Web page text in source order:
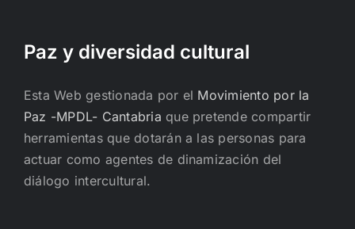
Paz y diversidad cultural
Esta Web gestionada por el Movimiento por la
Paz -MPDL- Cantabria que pretende compartir
herramientas que dotarán a las personas para
actuar como agentes de dinamización del
diálogo intercultural.